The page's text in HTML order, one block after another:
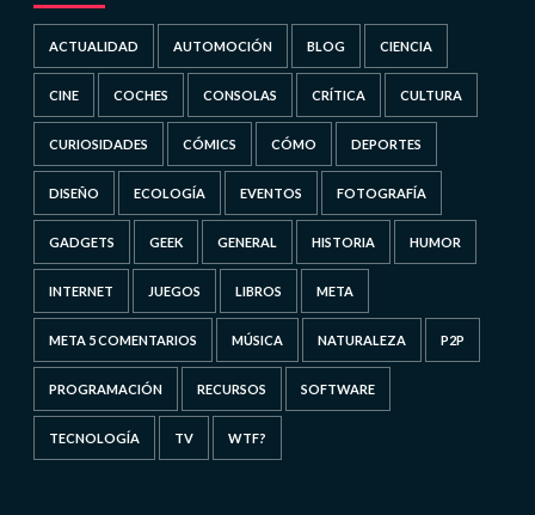
ACTUALIDAD AUTOMOCIÓN BLOG CIENCIA
CINE COCHES CONSOLAS CRÍTICA CULTURA
CURIOSIDADES CÓMICS CÓMO DEPORTES
DISEÑO ECOLOGÍA EVENTOS FOTOGRAFÍA
GADGETS GEEK GENERAL HISTORIA HUMOR
INTERNET JUEGOS LIBROS META
META 5 COMENTARIOS MÚSICA NATURALEZA P2P
PROGRAMACIÓN RECURSOS SOFTWARE
TECNOLOGÍA TV WTF?